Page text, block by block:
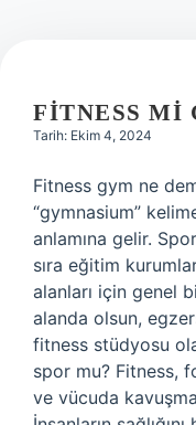
FITNESS MI
Tarih: Ekim 4, 2024
Fitness gym ne
“gymnasium”
anlamına gelir.
sıra eğitim
alanları için genel
alanda olsun,
fitness stüdyosu
spor mu? Fitness,
ve vücuda